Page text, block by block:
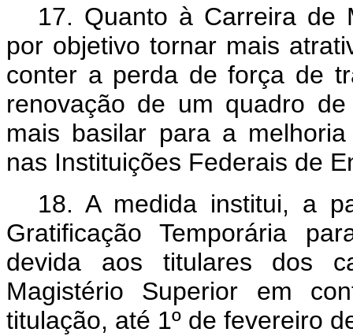
17. Quanto à Carreira de
por objetivo tornar mais
conter a perda de força de
renovação de um quadro
mais basilar para a
nas Instituições Federais de
18. A medida institui, a
Gratificação Temporária
devida aos titulares dos
Magistério Superior em
titulação, até 1º de fevereiro